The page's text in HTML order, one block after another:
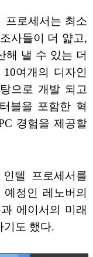
프로세서는 최소
사들이 더 얇고,
해 낼 수 있는 더
여개의 디자인
으로 개발 되고
블을 포함한 혁
경험을 제공할
텔 프로세서를
정인 레노버의
에이서의 미래
기도 했다.